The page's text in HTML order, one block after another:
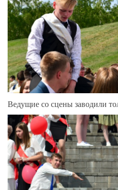
Ведущие со сцены заводили